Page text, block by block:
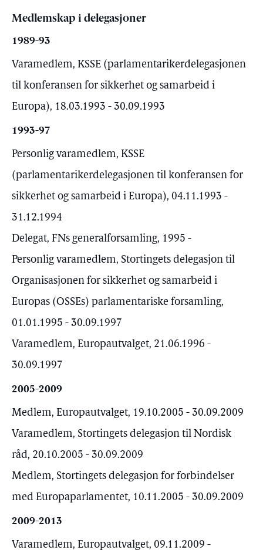
Medlemskap i delegasjoner
1989-93
Varamedlem, KSSE (parlamentarikerdelegasjonen
til konferansen for sikkerhet og samarbeid i
Europa), 18.03.1993 - 30.09.1993
1993-97
Personlig varamedlem, KSSE
(parlamentarikerdelegasjonen til konferansen for
sikkerhet og samarbeid i Europa), 04.11.1993 -
31.12.1994
Delegat, FNs generalforsamling, 1995 -
Personlig varamedlem, Stortingets delegasjon til
Organisasjonen for sikkerhet og samarbeid i
Europas (OSSEs) parlamentariske forsamling,
01.01.1995 - 30.09.1997
Varamedlem, Europautvalget, 21.06.1996 -
30.09.1997
2005-2009
Medlem, Europautvalget, 19.10.2005 - 30.09.2009
Varamedlem, Stortingets delegasjon til Nordisk
råd, 20.10.2005 - 30.09.2009
Medlem, Stortingets delegasjon for forbindelser
med Europaparlamentet, 10.11.2005 - 30.09.2009
2009-2013
Varamedlem, Europautvalget, 09.11.2009 -